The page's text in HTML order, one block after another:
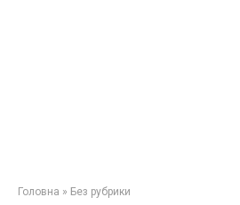
Головна » Без рубрики